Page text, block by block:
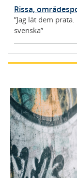
Rissa,
”Jag lät dem
svenska”